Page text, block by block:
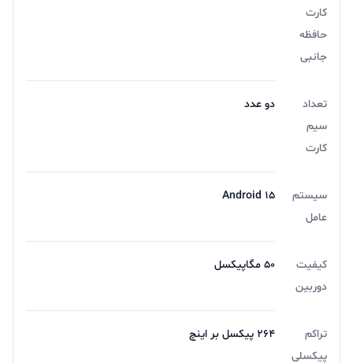
کارت
حافظه
جانبی
تعداد
سیم
کارت
دو عدد
سیستم
عامل
Android ۱۵
کیفیت
دوربین
۵۰ مگاپیکسل
تراکم
پیکسلی
۲۶۴ پیکسل بر اینچ